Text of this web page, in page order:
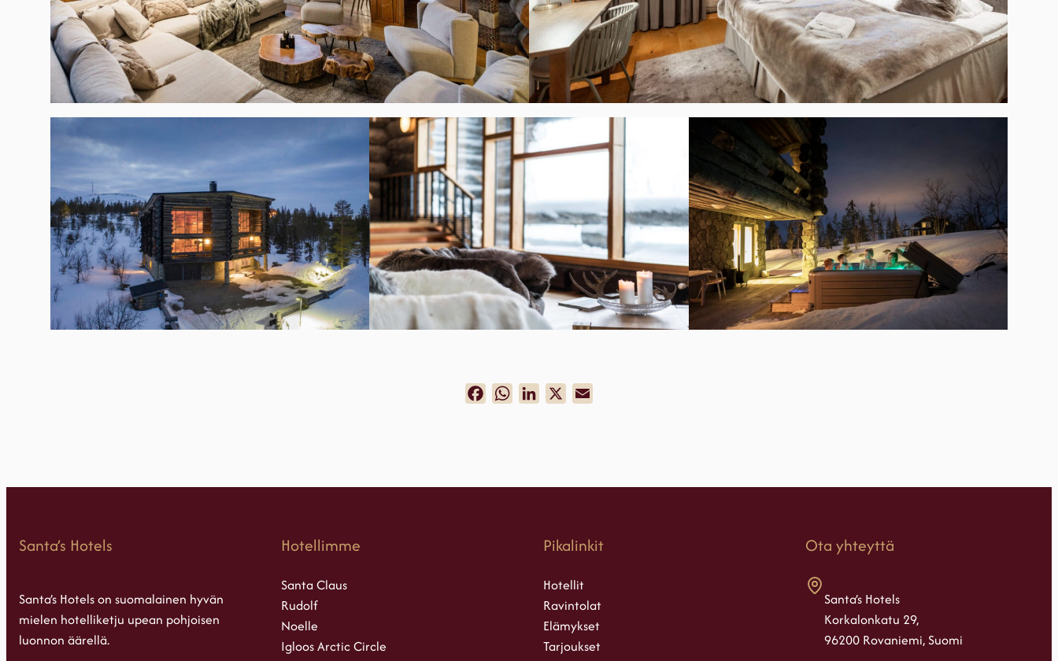
FacebookWhatsAppLinkedIn
Santa’s Hotels
Santa’s Hotels on suomalainen hyvän
mielen hotelliketju upean pohjoisen
luonnon äärellä.
Hotellimme
Santa Claus
Rudolf
Noelle
Igloos Arctic Circle
Pikalinkit
Hotellit
Ravintolat
Elämykset
Tarjoukset
Ota yhteyttä
Santa’s Hotels
Korkalonkatu 29,
96200 Rovaniemi, Suomi